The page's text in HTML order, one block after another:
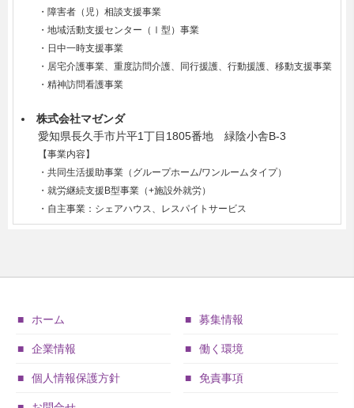
・障害者（児）相談支援事業
・地域活動支援センター（Ⅰ型）事業
・日中一時支援事業
・居宅介護事業、重度訪問介護、同行援護、行動援護、移動支援事業
・精神訪問看護事業
株式会社マゼンダ
愛知県長久手市片平1丁目1805番地 緑陰小舎B-3
【事業内容】
・共同生活援助事業（グループホーム/ワンルームタイプ）
・就労継続支援B型事業（+施設外就労）
・自主事業：シェアハウス、レスパイトサービス
ホーム 募集情報
企業情報 働く環境
個人情報保護方針 免責事項